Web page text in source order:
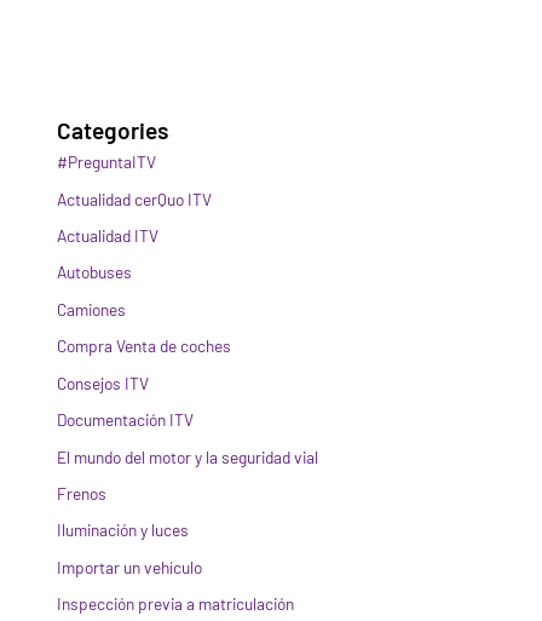
Categories
#PreguntaITV
Actualidad cerQuo ITV
Actualidad ITV
Autobuses
Camiones
Compra Venta de coches
Consejos ITV
Documentación ITV
El mundo del motor y la seguridad vial
Frenos
Iluminación y luces
Importar un vehículo
Inspección previa a matriculación